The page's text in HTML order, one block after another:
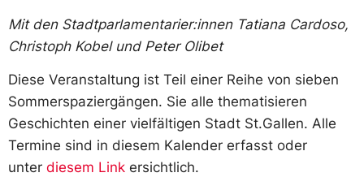
Mit den Stadtparlamentarier:innen Tatiana Cardoso,
Christoph Kobel und Peter Olibet
Diese Veranstaltung ist Teil einer Reihe von sieben
Sommerspaziergängen. Sie alle thematisieren
Geschichten einer vielfältigen Stadt St.Gallen. Alle
Termine sind in diesem Kalender erfasst oder
unter diesem Link ersichtlich.